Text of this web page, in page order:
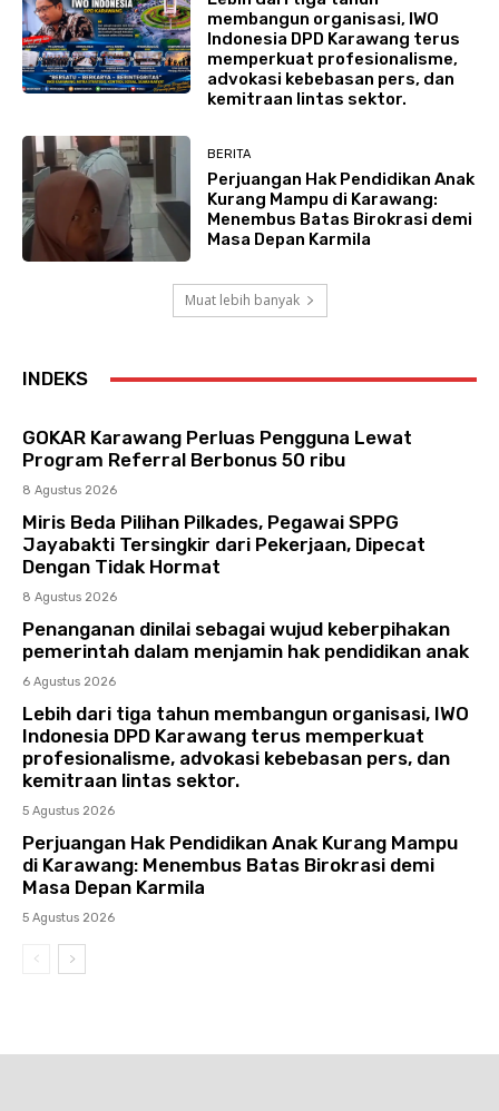
membangun organisasi, IWO
Indonesia DPD Karawang terus
memperkuat profesionalisme,
advokasi kebebasan pers, dan
kemitraan lintas sektor.
BERITA
Perjuangan Hak Pendidikan Anak
Kurang Mampu di Karawang:
Menembus Batas Birokrasi demi
Masa Depan Karmila
Muat lebih banyak
INDEKS
GOKAR Karawang Perluas Pengguna Lewat
Program Referral Berbonus 50 ribu
8 Agustus 2026
Miris Beda Pilihan Pilkades, Pegawai SPPG
Jayabakti Tersingkir dari Pekerjaan, Dipecat
Dengan Tidak Hormat
8 Agustus 2026
Penanganan dinilai sebagai wujud keberpihakan
pemerintah dalam menjamin hak pendidikan anak
6 Agustus 2026
Lebih dari tiga tahun membangun organisasi, IWO
Indonesia DPD Karawang terus memperkuat
profesionalisme, advokasi kebebasan pers, dan
kemitraan lintas sektor.
5 Agustus 2026
Perjuangan Hak Pendidikan Anak Kurang Mampu
di Karawang: Menembus Batas Birokrasi demi
Masa Depan Karmila
5 Agustus 2026